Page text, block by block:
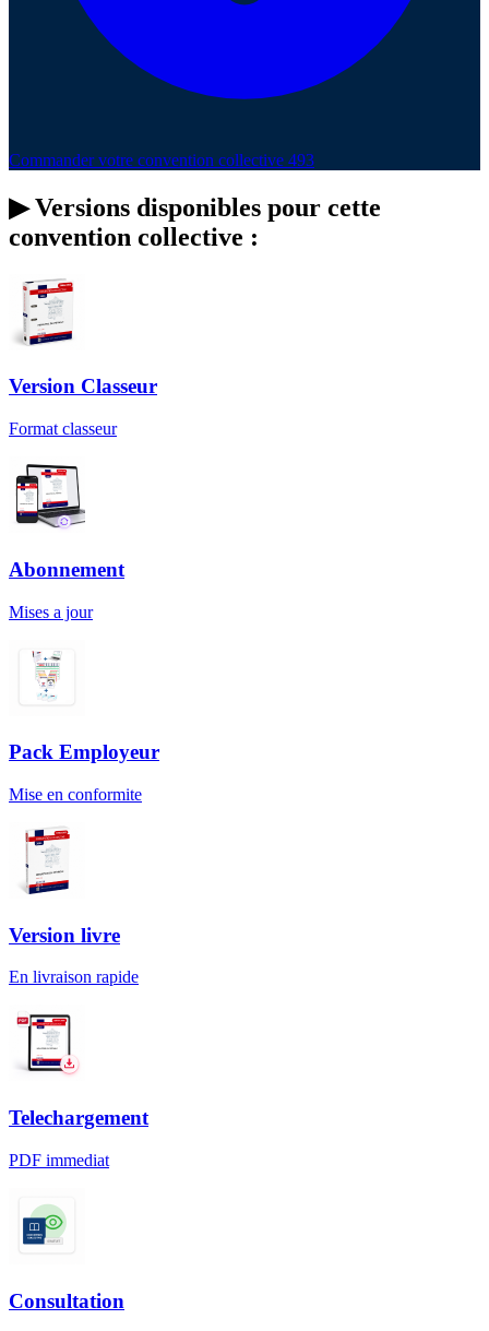
Commander votre convention collective 493
▶Versions disponibles pour cette
convention collective :
Version Classeur
Format classeur
Abonnement
Mises a jour
Pack Employeur
Mise en conformite
Version livre
En livraison rapide
Telechargement
PDF immediat
Consultation